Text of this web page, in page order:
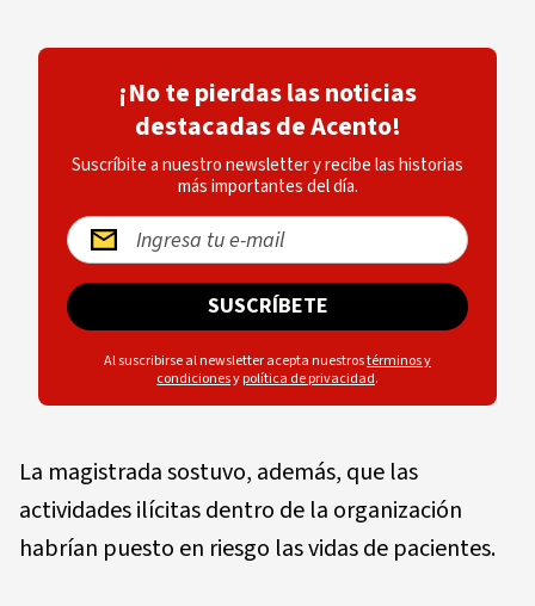
¡No te pierdas las noticias
destacadas de Acento!
Suscríbite a nuestro newsletter y recibe las historias
más importantes del día.
SUSCRÍBETE
Al suscribirse al newsletter acepta nuestrostérminos y
condicionesypolítica de privacidad.
La magistrada sostuvo, además, que las
actividades ilícitas dentro de la organización
habrían puesto en riesgo las vidas de pacientes.